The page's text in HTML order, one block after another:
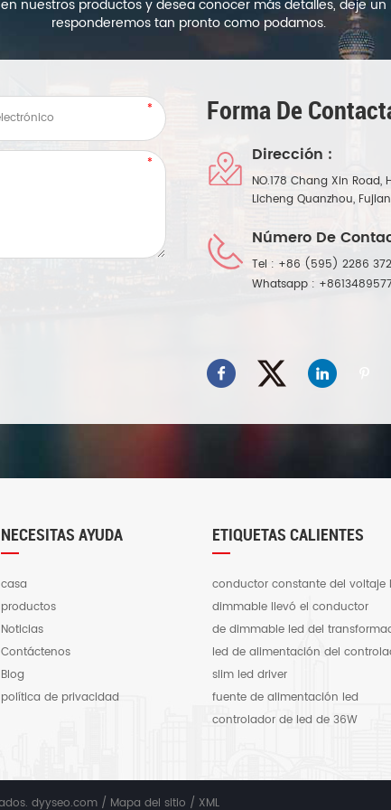
nuestros productos y desea conocer más detalles, deje
responderemos tan pronto como podamos.
Forma De
Dirección :
NO.178 Chang Xin
Licheng Quanzhou,
Número De
Tel : +86 (595) 2286
Whatsapp :
NECESITAS AYUDA
casa
productos
Noticias
Contáctenos
Blog
política de privacidad
ETIQUETAS CALIENTES
conductor constante del voltaje
dimmable llevó el conductor
de dimmable led del
led de alimentación del
slim led driver
fuente de alimentación led
controlador de led de 36W
dyyseo.com / Mapa del sitio / XML